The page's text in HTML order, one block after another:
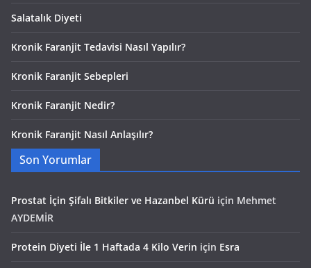
Salatalık Diyeti
Kronik Faranjit Tedavisi Nasıl Yapılır?
Kronik Faranjit Sebepleri
Kronik Faranjit Nedir?
Kronik Faranjit Nasıl Anlaşılır?
Son Yorumlar
Prostat İçin Şifalı Bitkiler ve Hazanbel Kürü için Mehmet
AYDEMİR
Protein Diyeti İle 1 Haftada 4 Kilo Verin için Esra